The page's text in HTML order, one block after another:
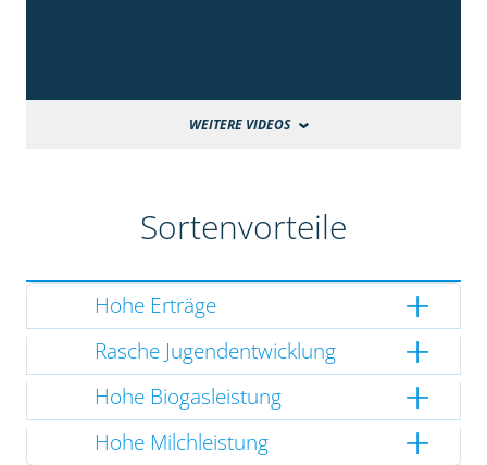
WEITERE VIDEOS
Sortenvorteile
Hohe Erträge
Rasche Jugendentwicklung
Hohe Biogasleistung
Hohe Milchleistung